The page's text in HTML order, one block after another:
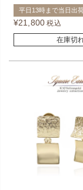
平日13時まで当日出
¥21,800 税込
在庫切